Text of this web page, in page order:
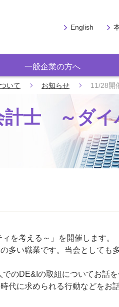
一般企業の方へ
English
いて お知らせ 11/28開
計士 ～ダイ
を考える～」を開催します。
多い職業です。当会としても
のDE&Iの取組についてお話を
に求められる行動などをお